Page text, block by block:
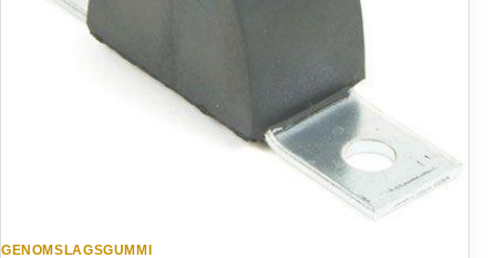
GENOMSLAGSGUMMI